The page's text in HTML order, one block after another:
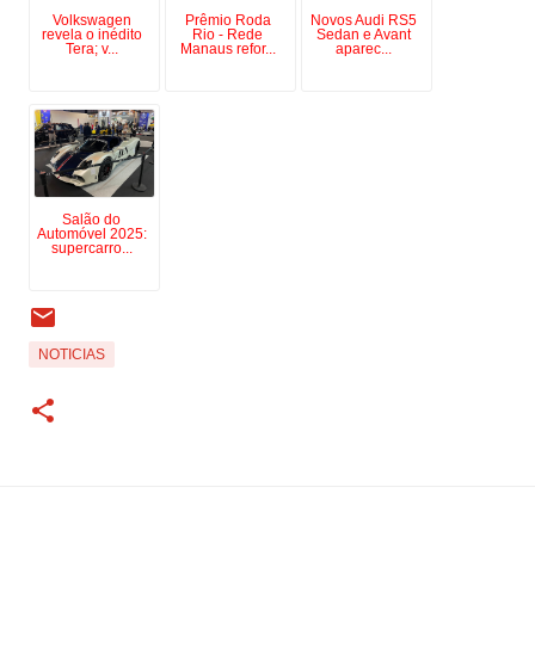
Volkswagen
revela o inédito
Tera; v...
Prêmio Roda
Rio - Rede
Manaus refor...
Novos Audi RS5
Sedan e Avant
aparec...
Salão do
Automóvel 2025:
supercarro...
NOTICIAS